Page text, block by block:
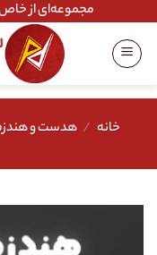
content
مجموعه‌ای از خاص
خانه / هدست و